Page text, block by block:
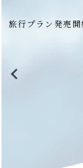
旅行プラン発売